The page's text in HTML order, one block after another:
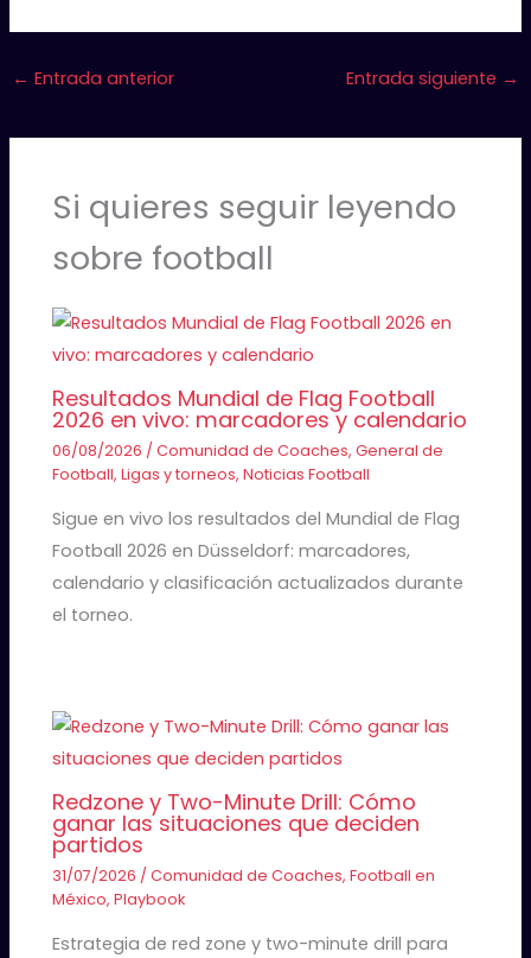
← Entrada anterior Entrada siguiente →
Si quieres seguir leyendo
sobre football
Resultados Mundial de Flag Football
2026 en vivo: marcadores y calendario
06/08/2026 /Comunidad de Coaches,General de
Football,Ligas y torneos,Noticias Football
Sigue en vivo los resultados del Mundial de Flag
Football 2026 en Düsseldorf: marcadores,
calendario y clasificación actualizados durante
el torneo.
Redzone y Two-Minute Drill: Cómo
ganar las situaciones que deciden
partidos
31/07/2026 /Comunidad de Coaches,Football en
México,Playbook
Estrategia de red zone y two-minute drill para